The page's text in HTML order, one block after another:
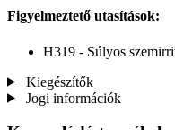
Figyelmeztető utasítások:
H319 - Súlyos
Kiegészítők
Jogi információk